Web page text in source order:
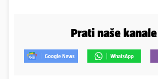
Prati naše kanale